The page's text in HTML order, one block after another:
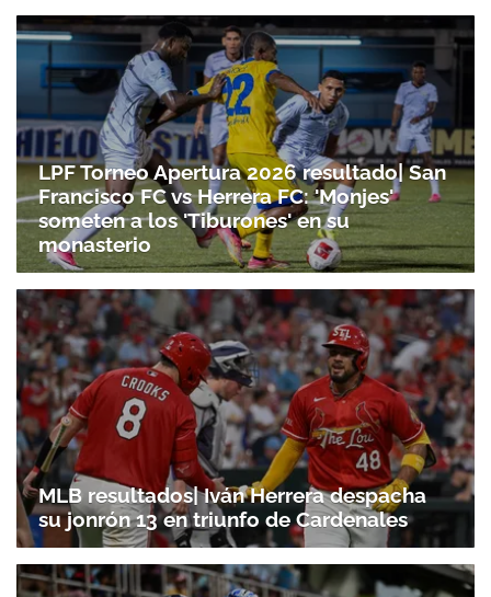
Gracias por suscribirte a nuestro boletín.
ACEPTAR
LPF Torneo Apertura 2026 resultado| San
Francisco FC vs Herrera FC: 'Monjes'
someten a los 'Tiburones' en su
monasterio
MLB resultados| Iván Herrera despacha
su jonrón 13 en triunfo de Cardenales